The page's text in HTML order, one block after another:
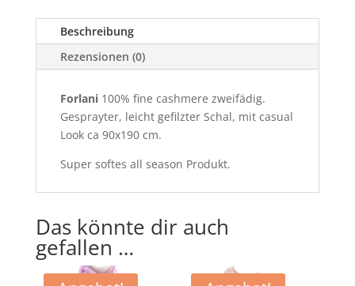
Beschreibung
Rezensionen (0)
Forlani100% fine cashmere zweifädig.
Gesprayter, leicht gefilzter Schal, mit casual
Look ca 90x190 cm.
Super softes all season Produkt.
Das könnte dir auch
gefallen …